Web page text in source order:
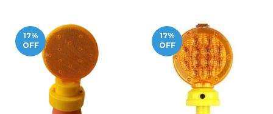
17%
OFF
17%
OFF